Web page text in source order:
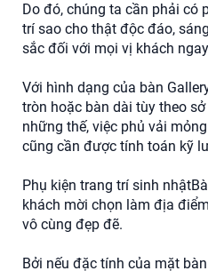
Do đó, chúng ta cần phải có
trí sao cho thật độc đáo,
sắc đối với mọi vị khách
Với hình dạng của bàn
tròn hoặc bàn dài tùy theo
những thế, việc phủ vải
cũng cần được tính toán kỹ
Phụ kiện trang trí sinh
khách mời chọn làm địa
vô cùng đẹp đẽ.
Bởi nếu đặc tính của mặt